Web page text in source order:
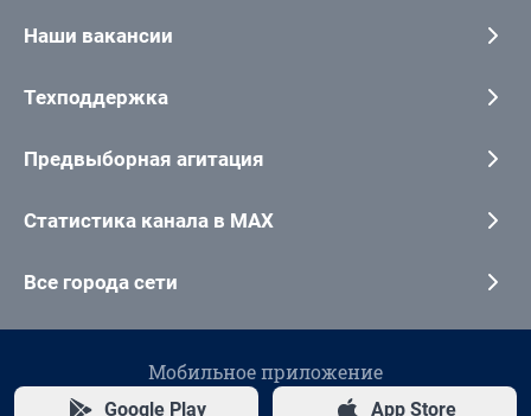
Наши вакансии
Техподдержка
Предвыборная агитация
Статистика канала в MAX
Все города сети
Мобильное приложение
Google Play App Store